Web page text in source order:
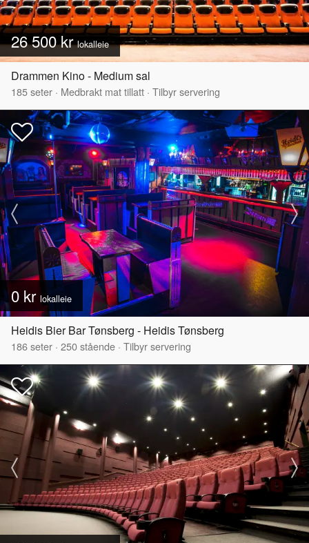
26 500 krlokalleie
Drammen Kino - Medium sal
185seter · Medbrakt mat tillatt · Tilbyr servering
0 kr lokalleie
Heidis Bier Bar Tønsberg - Heidis Tønsberg
186seter · 250stående · Tilbyr servering